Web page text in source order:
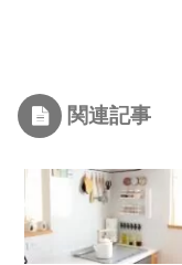
関連記事